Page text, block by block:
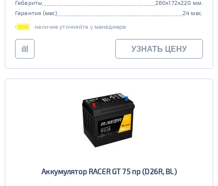
Габариты
260x172x220 мм.
Гарантия (мес)
24 мес.
наличие уточняйте у менеджера
УЗНАТЬ ЦЕНУ
Аккумулятор RACER GT 75 пр (D26R, BL)